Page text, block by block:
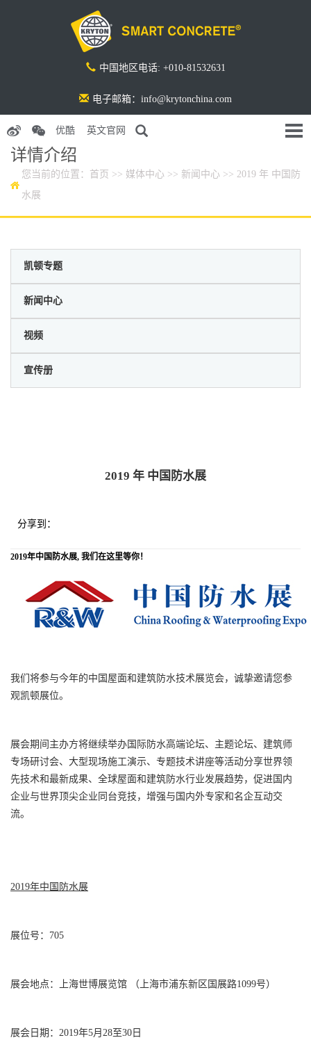
中国地区电话: +010-81532631
电子邮箱：info@krytonchina.com
优酷 英文官网
详情介绍
您当前的位置： 首页 >> 媒体中心 >> 新闻中心 >> 2019 年 中国防
水展
凯顿专题
新闻中心
视频
宣传册
2019 年 中国防水展
分享到：
2019年中国防水展, 我们在这里等你！
我们将参与今年的中国屋面和建筑防水技术展览会，诚挚邀请您参
观凯顿展位。
展会期间主办方将继续举办国际防水高端论坛、主题论坛、建筑师
专场研讨会、大型现场施工演示、专题技术讲座等活动分享世界领
先技术和最新成果、全球屋面和建筑防水行业发展趋势，促进国内
企业与世界顶尖企业同台竞技，增强与国内外专家和名企互动交
流。
2019年中国防水展
展位号：705
展会地点：上海世博展览馆 （上海市浦东新区国展路1099号）
展会日期：2019年5月28至30日